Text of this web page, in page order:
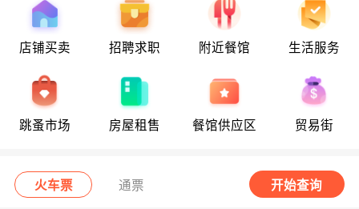
店铺买卖 招聘求职 附近餐馆 生活服务
跳蚤市场 房屋租售 餐馆供应区 贸易街
火车票 通票 开始查询